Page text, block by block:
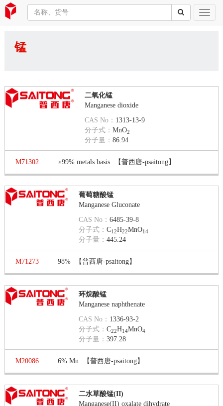
锰
二氧化锰
Manganese dioxide
CAS No： 1313-13-9
分子式：MnO2
分子量：86.94
M71302 ≥99% metals basis 【普西唐-psaitong】
葡萄糖酸锰
Manganese Gluconate
CAS No：6485-39-8
分子式：C12H22MnO14
分子量：445.24
M71273 98% 【普西唐-psaitong】
环烷酸锰
Manganese naphthenate
CAS No： 1336-93-2
分子式：C22H14MnO4
分子量：397.28
M20086 6% Mn 【普西唐-psaitong】
二水草酸锰(II)
Manganese(II) oxalate dihydrate